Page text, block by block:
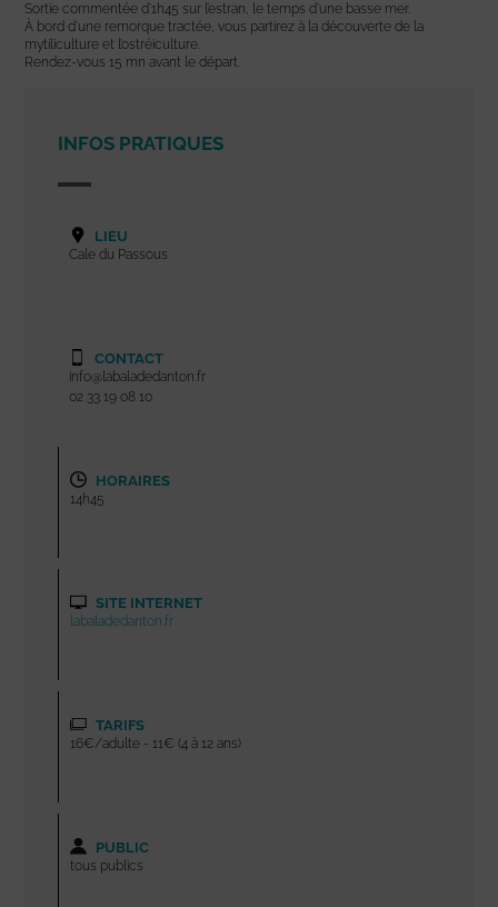
Sortie commentée d’1h45 sur l’estran, le temps d’une basse mer.
À bord d’une remorque tractée, vous partirez à la découverte de la
mytiliculture et l’ostréiculture.
Rendez-vous 15 mn avant le départ.
INFOS PRATIQUES
LIEU
Cale du Passous
CONTACT
info@labaladedanton.fr
02 33 19 08 10
HORAIRES
14h45
SITE INTERNET
labaladedanton.fr
TARIFS
16€/adulte - 11€ (4 à 12 ans)
PUBLIC
tous publics